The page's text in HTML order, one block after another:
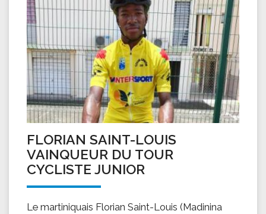
FLORIAN SAINT-LOUIS
VAINQUEUR DU TOUR
CYCLISTE JUNIOR
Le martiniquais Florian Saint-Louis (Madinina